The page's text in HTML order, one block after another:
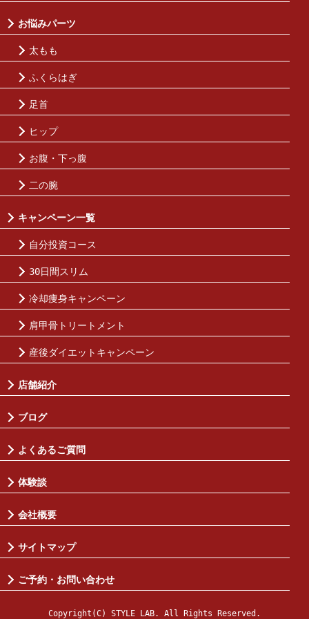
お悩みパーツ
太もも
ふくらはぎ
足首
ヒップ
お腹・下っ腹
二の腕
キャンペーン一覧
自分投資コース
30日間スリム
冷却痩身キャンペーン
肩甲骨トリートメント
産後ダイエットキャンペーン
店舗紹介
ブログ
よくあるご質問
体験談
会社概要
サイトマップ
ご予約・お問い合わせ
Copyright(C) STYLE LAB. All Rights Reserved.